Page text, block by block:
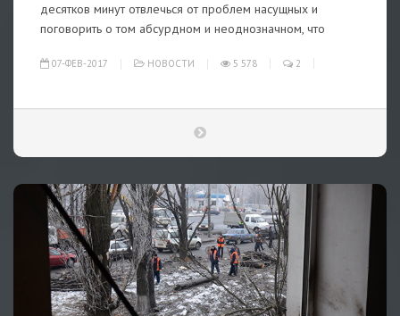
десятков минут отвлечься от проблем насущных и
поговорить о том абсурдном и неоднозначном, что
07-ФЕВ-2017 НОВОСТИ 5 578 2